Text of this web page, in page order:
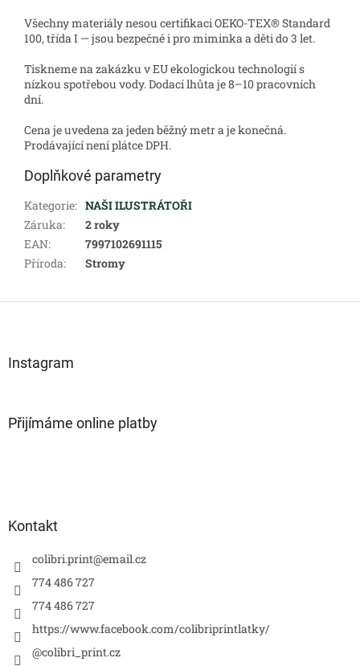
Všechny materiály nesou certifikaci OEKO-TEX® Standard
100, třída I — jsou bezpečné i pro miminka a děti do 3 let.
Tiskneme na zakázku v EU ekologickou technologií s
nízkou spotřebou vody. Dodací lhůta je 8–10 pracovních
dní.
Cena je uvedena za jeden běžný metr a je konečná.
Prodávající není plátce DPH.
Doplňkové parametry
Kategorie: NAŠI ILUSTRÁTOŘI
Záruka:
2 roky
EAN:
7997102691115
Příroda: Stromy
Instagram
Přijímáme online platby
Kontakt
colibri.print@email.cz
774 486 727
774 486 727
https://www.facebook.com/colibriprintlatky/
@colibri_print.cz